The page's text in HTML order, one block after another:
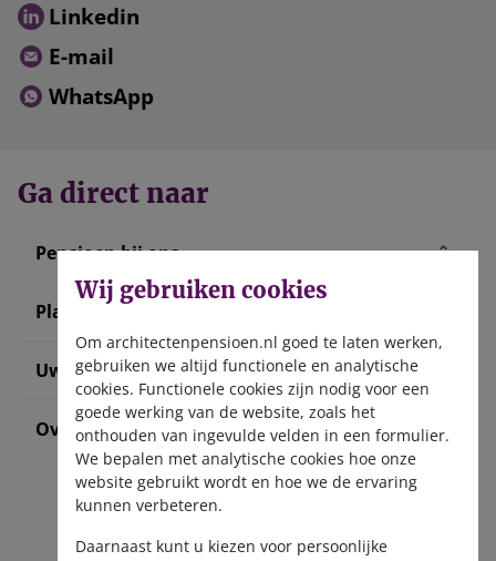
Linkedin
E-mail
WhatsApp
Ga direct naar
Pensioen bij ons
Plan uw pensioen
Uw situatie verandert
Over ons
Wij gebruiken cookies
Om architectenpensioen.nl goed te laten werken,
gebruiken we altijd functionele en analytische
cookies. Functionele cookies zijn nodig voor een
goede werking van de website, zoals het
onthouden van ingevulde velden in een formulier.
We bepalen met analytische cookies hoe onze
website gebruikt wordt en hoe we de ervaring
kunnen verbeteren.
Daarnaast kunt u kiezen voor persoonlijke